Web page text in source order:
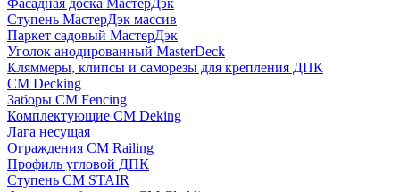
Фасадная доска МастерДэк
Ступень МастерДэк массив
Паркет садовый МастерДэк
Уголок анодированный MasterDeck
Кляммеры, клипсы и саморезы для крепления ДПК
CM Decking
Заборы CM Fencing
Комплектующие CM Deking
Лага несущая
Ограждения CM Railing
Профиль угловой ДПК
Ступень CM STAIR